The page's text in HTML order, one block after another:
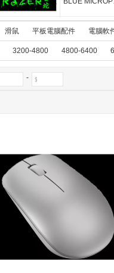
微星(msi)
滑鼠 平板電腦配件 電腦軟
3200-4800 4800-6400
-